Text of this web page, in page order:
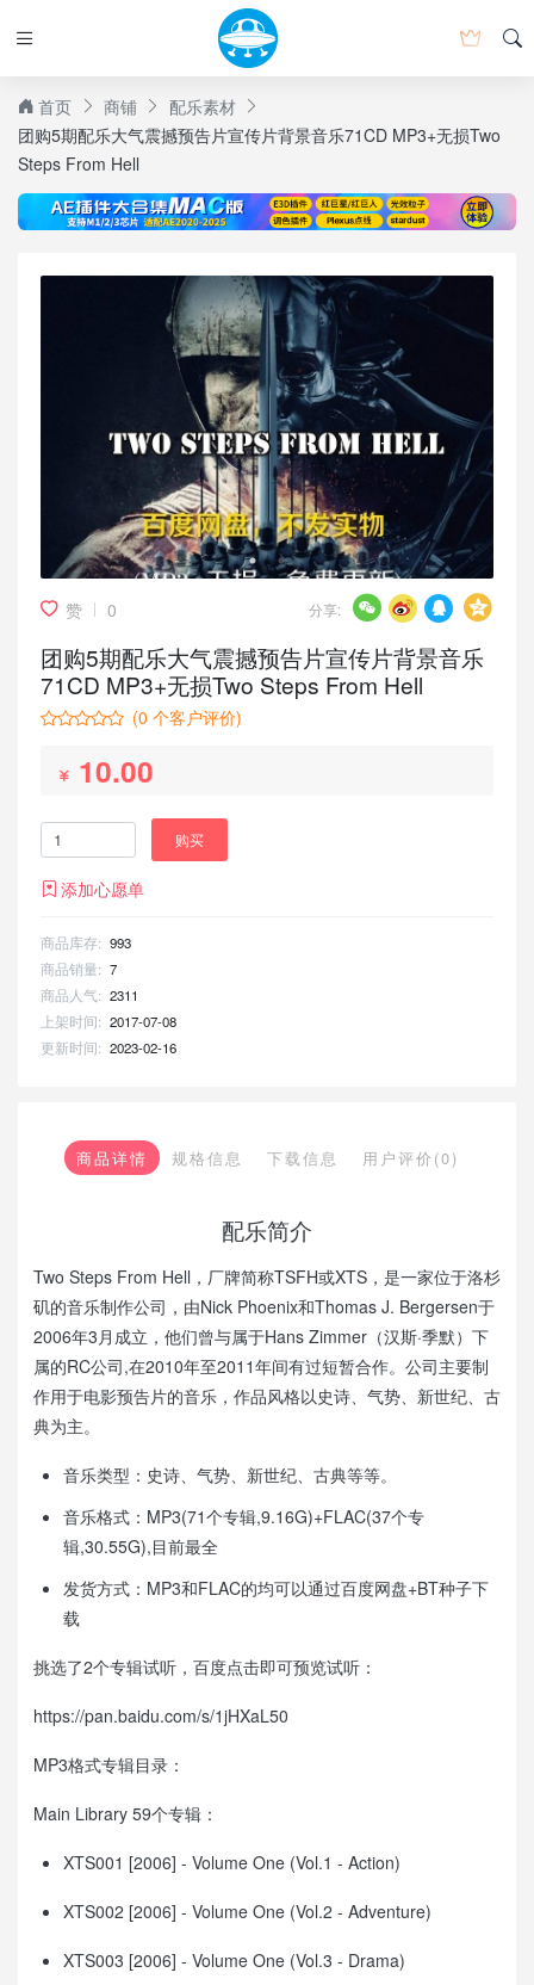
首页 商铺
配乐素材
团购5期配乐大气震撼预告片宣传片背景音乐71CD MP3+无损Two
Steps From Hell
赞 0 分享:
团购5期配乐大气震撼预告片宣传片背景音乐
71CD MP3+无损Two Steps From Hell
(0 个客户评价)
10.00
购买
添加心愿单
商品库存: 993
商品销量: 7
商品人气: 2311
上架时间: 2017-07-08
更新时间: 2023-02-16
商品详情 规格信息 下载信息 用户评价(0)
配乐简介
Two Steps From Hell，厂牌简称TSFH或XTS，是一家位于洛杉
矶的音乐制作公司，由Nick Phoenix和Thomas J. Bergersen于
2006年3月成立，他们曾与属于Hans Zimmer（汉斯·季默）下
属的RC公司,在2010年至2011年间有过短暂合作。公司主要制
作用于电影预告片的音乐，作品风格以史诗、气势、新世纪、古
典为主。
音乐类型：史诗、气势、新世纪、古典等等。
音乐格式：MP3(71个专辑,9.16G)+FLAC(37个专
辑,30.55G),目前最全
发货方式：MP3和FLAC的均可以通过百度网盘+BT种子下
载
挑选了2个专辑试听，百度点击即可预览试听：
https://pan.baidu.com/s/1jHXaL50
MP3格式专辑目录：
Main Library 59个专辑：
XTS001 [2006] - Volume One (Vol.1 - Action)
XTS002 [2006] - Volume One (Vol.2 - Adventure)
XTS003 [2006] - Volume One (Vol.3 - Drama)